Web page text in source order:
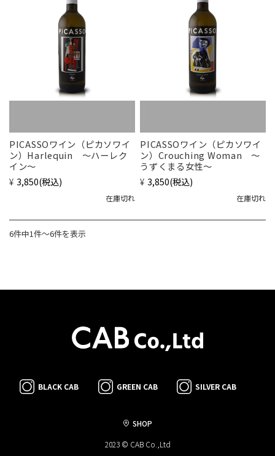
PICASSOワイン（ピカソワイ
ン）Harlequin 〜ハーレク
イン〜
¥3,850(税込)
在庫切れ
PICASSOワイン（ピカソワイ
ン）Crouching Woman 〜
うずくまる女性〜
¥3,850(税込)
在庫切れ
6件中1件〜6件を表示
BLACK CAB GREEN CAB SILVER CAB
SHOP
2023 © CAB Co.,Ltd